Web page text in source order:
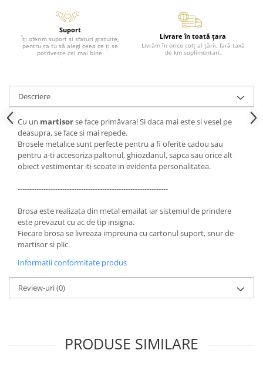
Suport
Îți oferim suport și sfaturi gratuite,
pentru ca tu să alegi ceea ce ți se
potrivește cel mai bine.
Livrare în toată țara
Livrăm în orice colț al țării, fară taxă
de km suplimentari.
Descriere
Cu un martisorse face primăvara! Si daca mai este si vesel pe
deasupra, se face si mai repede.
Brosele metalice sunt perfecte pentru a fi oferite cadou sau
pentru a-ti accesoriza paltonul, ghiozdanul, sapca sau orice alt
obiect vestimentar iti scoate in evidenta personalitatea.
----------------------------------------------------------------
Brosa este realizata din metal emailat iar sistemul de prindere
este prevazut cu ac de tip insigna.
Fiecare brosa se livreaza impreuna cu cartonul suport, snur de
martisor si plic.
Informatii conformitate produs
Review-uri(0)
PRODUSE SIMILARE